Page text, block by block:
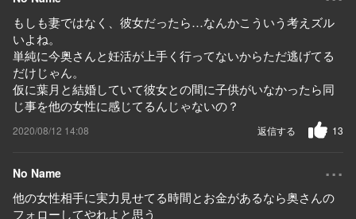
もしも妻ではなく、彼女だったら…なんかこういう考えズル
いよね。
単純に今奥さんと妊活が上手く行ってないからただ逃げてる
だけじゃん。
仮に葉月と結婚していて彼女との間に子供がいなかったら同
じ事を他の女性に感じてるんじゃないの？
2020/08/12 14:08 13
返信する
No Name ...
他の女性相手に実力見せてる時間とお金があるなら奥さんの
フォローしてやれよと思う